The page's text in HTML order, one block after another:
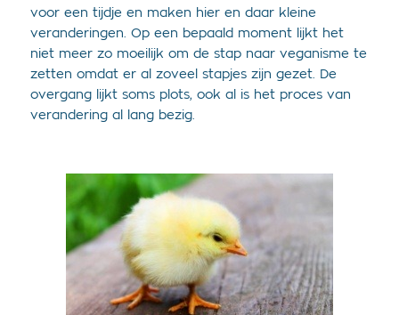
voor een tijdje en maken hier en daar kleine
veranderingen. Op een bepaald moment lijkt het
niet meer zo moeilijk om de stap naar veganisme te
zetten omdat er al zoveel stapjes zijn gezet. De
overgang lijkt soms plots, ook al is het proces van
verandering al lang bezig.